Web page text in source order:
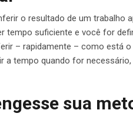
o resultado de um trabalho
tempo suficiente e você for
– rapidamente – como está o
a tempo quando for
sua